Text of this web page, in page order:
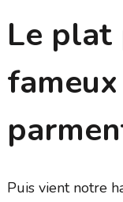
Le plat
Puis vient notre